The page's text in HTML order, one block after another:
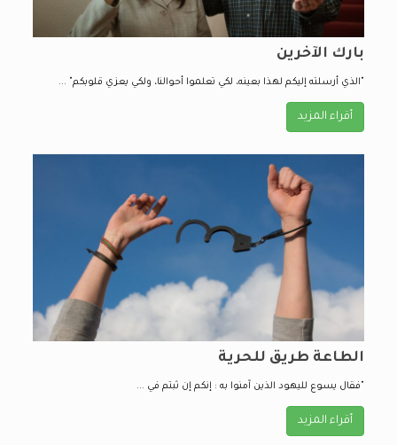
بارك الآخرين
"الذي أرسلته إليكم لهذا بعينه، لكي تعلموا أحوالنا، ولكي يعزي قلوبكم" ...
أقراء المزيد
الطاعة طريق للحرية
"فقال يسوع لليهود الذين آمنوا به : إنكم إن ثبتم في ...
أقراء المزيد